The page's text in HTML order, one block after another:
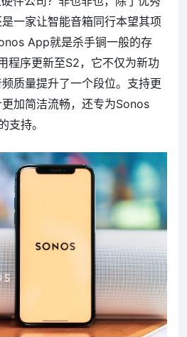
一家让智能音箱同行本望其项
App就是杀手锏一般的存
程序更新至S2，它不仅为新功
质量提升了一个段位。支持更
加简洁流畅，还专为Sonos
支持。